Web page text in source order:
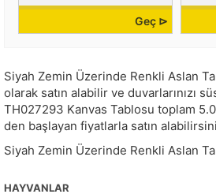
Geç ⊳
Siyah Zemin Üzerinde Renkli Aslan
olarak satın alabilir ve duvarlarınızı
TH027293 Kanvas Tablosu toplam 5.0
den başlayan fiyatlarla satın
Siyah Zemin Üzerinde Renkli Aslan
HAYVANLAR